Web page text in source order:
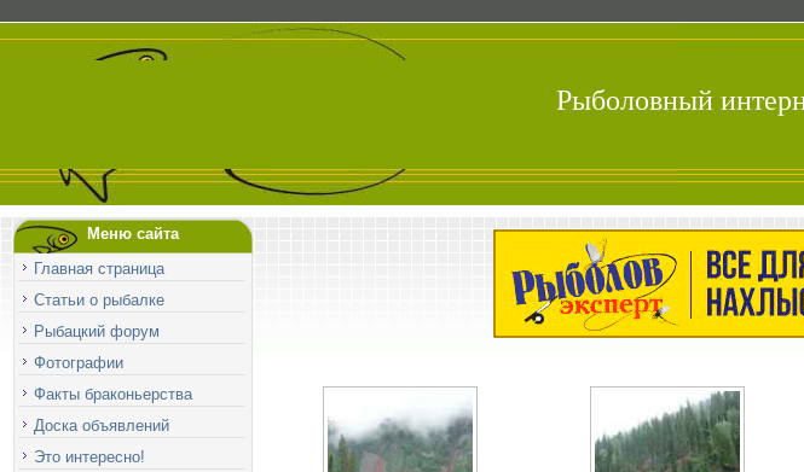
Рыболовный
Меню сайта
Главная страница
Статьи о рыбалке
Рыбацкий форум
Фотографии
Факты браконьерства
Доска объявлений
Это интересно!